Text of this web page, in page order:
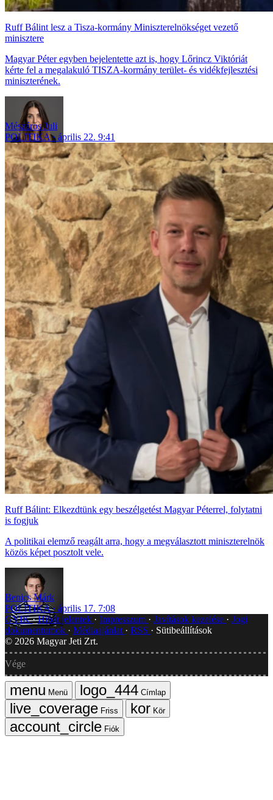
Ruff Bálint lesz a Tisza-kormány Miniszterelnökséget vezető
minisztere
Magyar Péter egyben bejelentette azt is, hogy Lőrincz Viktóriát
kérte fel a megalakuló TISZA-kormány terület- és vidékfejlesztési
miniszterének.
Mészáros Juli
POLITIKA
április 22. 9:41
Ruff Bálint: Elkezdtünk egy beszélgetést Magyar Péterrel, folytatni
is fogjuk
A politikai elemző reagált arra, hogy a megválasztott miniszterelnök
közös képet posztolt vele.
Benics Márk
POLITIKA
április 17. 7:08
GYIK Hibát jelentek Impresszum Javítások kezelése
Jogi
dokumentumok
Médiaajánlat RSS
Sütibeállítások
© 2026 Magyar Jeti Zrt.
Vége
Menü
Címlap
Friss
Kör
Fiók